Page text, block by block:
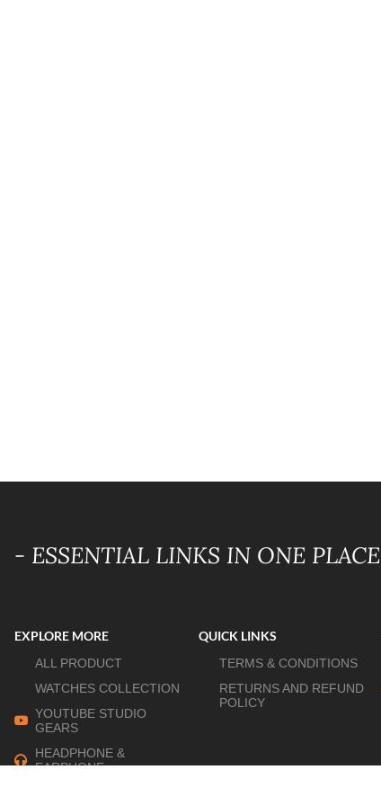
- ESSENTIAL LINKS IN ONE PLACE
EXPLORE MORE
ALL PRODUCT
WATCHES COLLECTION
YOUTUBE STUDIO
GEARS
HEADPHONE &
EARPHONE
QUICK LINKS
TERMS & CONDITIONS
RETURNS AND REFUND
POLICY